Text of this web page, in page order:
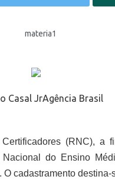
Casal JrAgência Brasil
(RNC), a
do Ensino
cadastramento